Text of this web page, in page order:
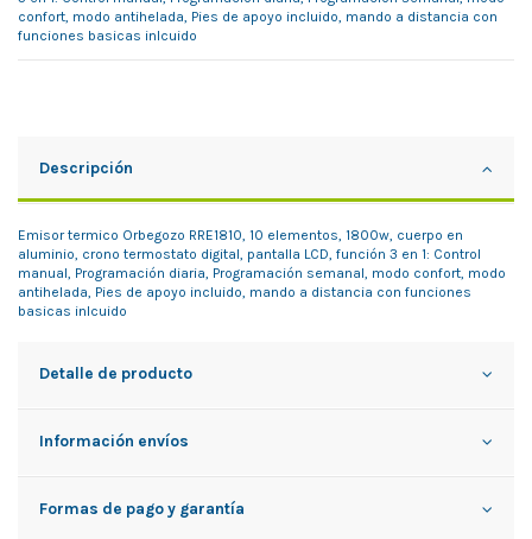
confort, modo antihelada, Pies de apoyo incluido, mando a distancia con
funciones basicas inlcuido
Descripción
Emisor termico Orbegozo RRE1810, 10 elementos, 1800w, cuerpo en
aluminio, crono termostato digital, pantalla LCD, función 3 en 1: Control
manual, Programación diaria, Programación semanal, modo confort, modo
antihelada, Pies de apoyo incluido, mando a distancia con funciones
basicas inlcuido
Detalle de producto
Información envíos
Formas de pago y garantía